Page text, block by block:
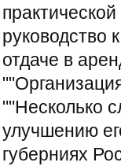
руководство
отдаче в
""Несколько
улучшению
губерниях